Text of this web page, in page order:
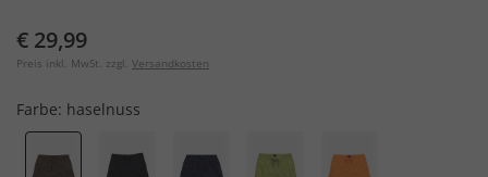
€ 29,99
Preis inkl. MwSt. zzgl. Versandkosten
Farbe: haselnuss